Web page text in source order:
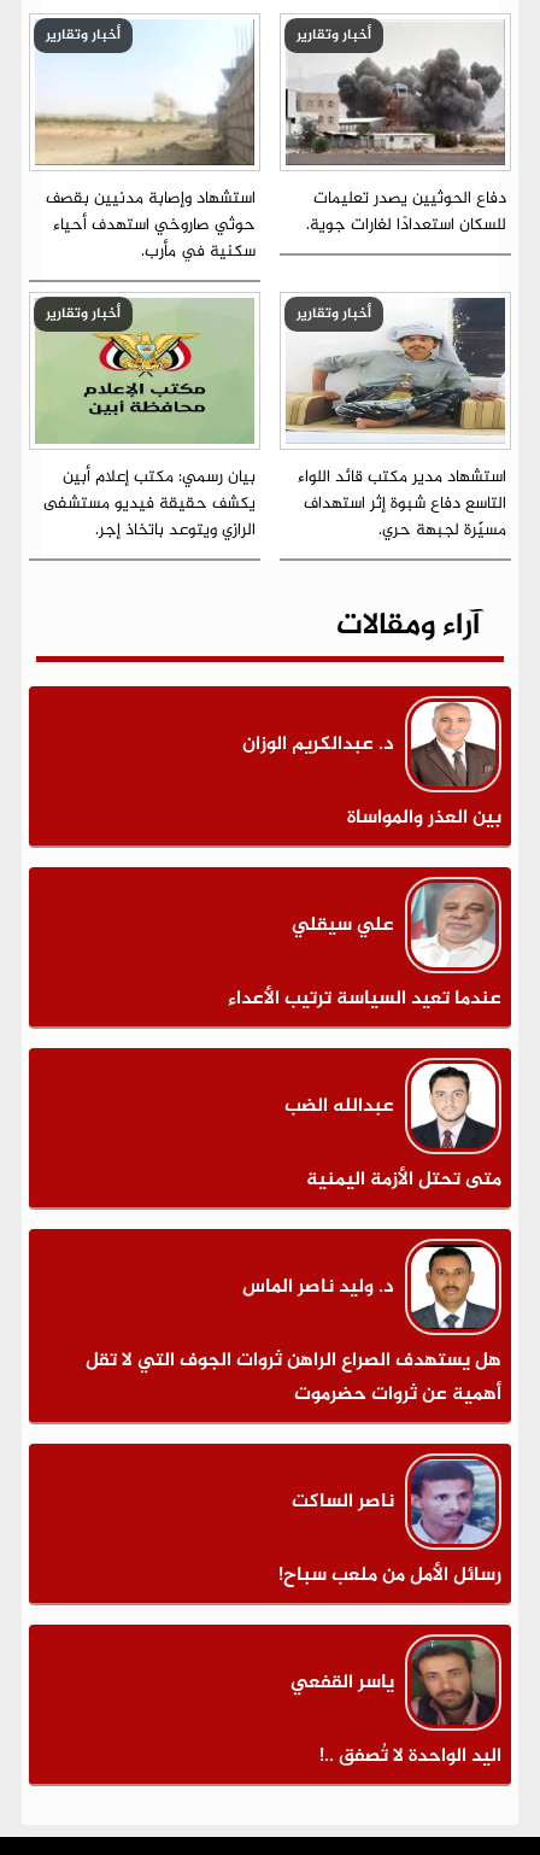
أخبار وتقارير
دفاع الحوثيين يصدر تعليمات
للسكان استعدادًا لغارات جوية.
أخبار وتقارير
استشهاد وإصابة مدنيين بقصف
حوثي صاروخي استهدف أحياء
سكنية في مأرب.
أخبار وتقارير
استشهاد مدير مكتب قائد اللواء
التاسع دفاع شبوة إثر استهداف
مسيّرة لجبهة حري.
أخبار وتقارير
بيان رسمي: مكتب إعلام أبين
يكشف حقيقة فيديو مستشفى
الرازي ويتوعد باتخاذ إجر.
آراء ومقالات
د. عبدالكريم الوزان
بين العذر والمواساة
علي سيقلي
عندما تعيد السياسة ترتيب الأعداء
عبدالله الضب
متى تحتل الأزمة اليمنية
د. وليد ناصر الماس
هل يستهدف الصراع الراهن ثروات الجوف التي لا تقل
أهمية عن ثروات حضرموت
ناصر الساكت
رسائل الأمل من ملعب سباح!
ياسر القفعي
اليد الواحدة لا تُصفق ..!